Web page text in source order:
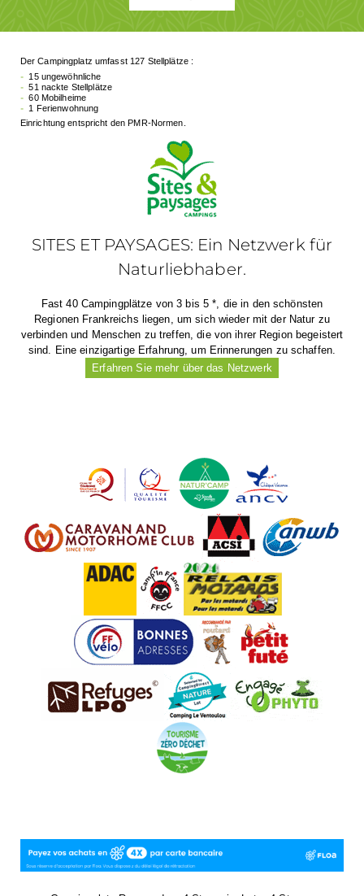
Der Campingplatz umfasst 127 Stellplätze :
15 ungewöhnliche
51 nackte Stellplätze
60 Mobilheime
1 Ferienwohnung
Einrichtung entspricht den PMR-Normen.
SITES ET PAYSAGES: Ein Netzwerk für
Naturliebhaber.
Fast 40 Campingplätze von 3 bis 5 *, die in den schönsten
Regionen Frankreichs liegen, um sich wieder mit der Natur zu
verbinden und Menschen zu treffen, die von ihrer Region begeistert
sind. Eine einzigartige Erfahrung, um Erinnerungen zu schaffen.
Erfahren Sie mehr über das Netzwerk